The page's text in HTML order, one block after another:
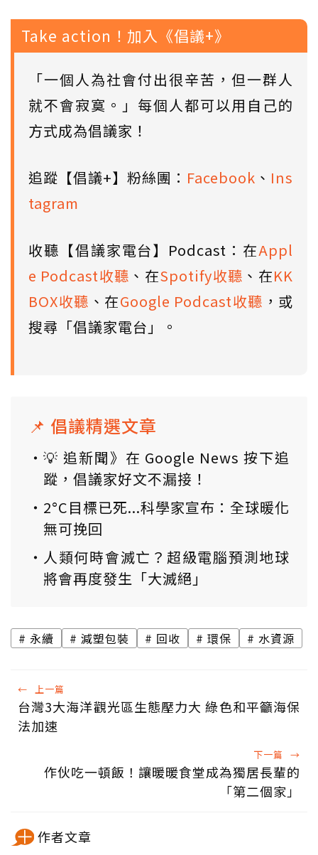
Take action！加入《倡議+》
「一個人為社會付出很辛苦，但一群人
就不會寂寞。」每個人都可以用自己的
方式成為倡議家！
追蹤【倡議+】粉絲團： Facebook 、 Ins
tagram
收聽【倡議家電台】Podcast：在Appl
e Podcast收聽 、在Spotify收聽 、在KK
BOX收聽 、在Google Podcast收聽 ，或
搜尋「倡議家電台」。
📌 倡議精選文章
💡 追新聞》在 Google News 按下追
蹤，倡議家好文不漏接！
2°C目標已死...科學家宣布：全球暖化
無可挽回
人類何時會滅亡？超級電腦預測地球
將會再度發生「大滅絕」
永續 減塑包裝 回收 環保 水資源
← 上一篇
台灣3大海洋觀光區生態壓力大 綠色和平籲海保
法加速
下一篇 →
作伙吃一頓飯！讓暖暖食堂成為獨居長輩的
「第二個家」
作者文章